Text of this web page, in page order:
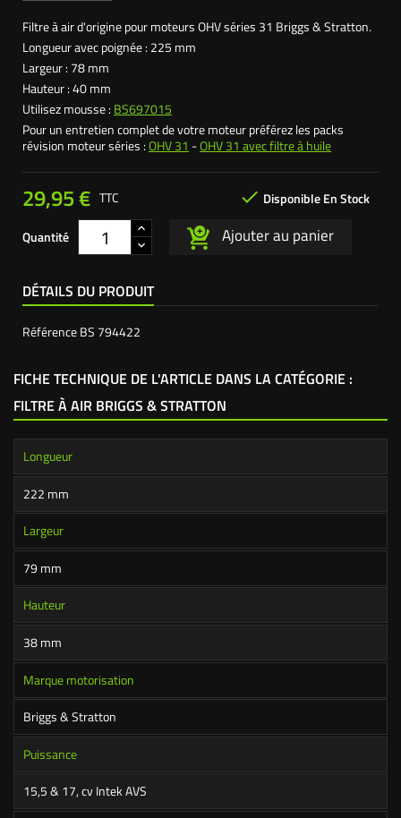
Filtre à air d'origine pour moteurs OHV séries 31 Briggs & Stratton.
Longueur avec poignée : 225 mm
Largeur : 78 mm
Hauteur : 40 mm
Utilisez mousse : BS697015
Pour un entretien complet de votre moteur préférez les packs
révision moteur séries :OHV 31 -OHV 31 avec filtre à huile
29,95 €  Disponible En Stock
TTC
Quantité Ajouter au panier
DÉTAILS DU PRODUIT
RéférenceBS 794422
FICHE TECHNIQUE DE L'ARTICLE DANS LA CATÉGORIE :
FILTRE À AIR BRIGGS & STRATTON
Longueur
222 mm
Largeur
79 mm
Hauteur
38 mm
Marque motorisation
Briggs & Stratton
Puissance
15,5 & 17, cv Intek AVS